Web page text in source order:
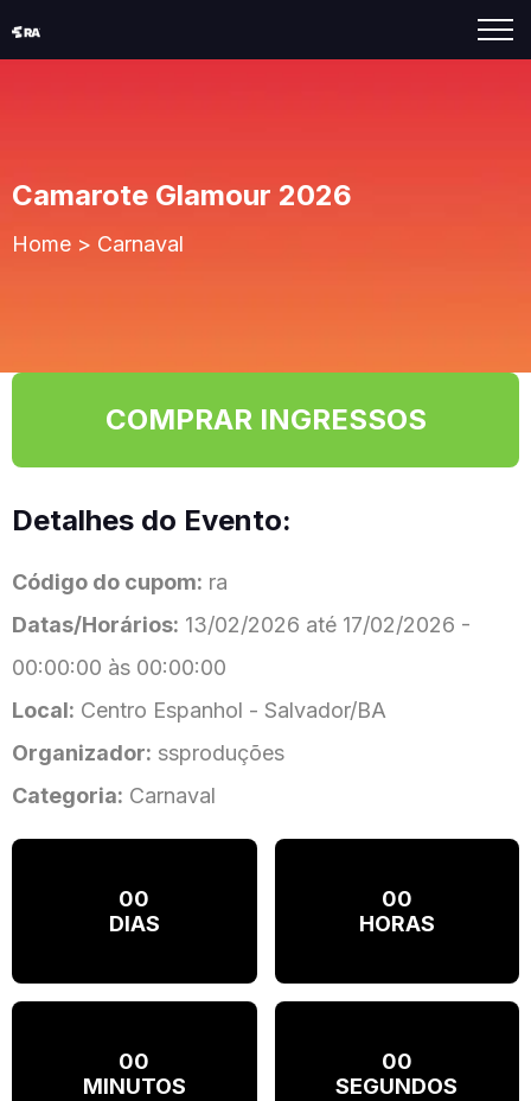
Camarote Glamour 2026
Home > Carnaval
COMPRAR INGRESSOS
Detalhes do Evento:
Código do cupom: ra
Datas/Horários: 13/02/2026 até 17/02/2026 -
00:00:00 às 00:00:00
Local: Centro Espanhol - Salvador/BA
Organizador: ssproduções
Categoria: Carnaval
00
DIAS
00
HORAS
00
MINUTOS
00
SEGUNDOS